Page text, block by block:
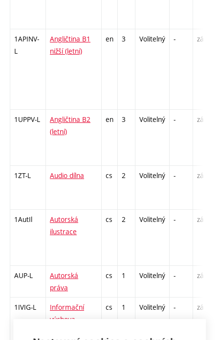
1APINV-
L
Angličtina B1
nižší (letní)
en 3 Volitelný - zá
1UPPV-L
Angličtina B2
(letní)
en 3 Volitelný - zá,zk
1ZT-L Audio dílna cs 2 Volitelný - zá
1AutIl
Autorská
ilustrace
cs 2 Volitelný - zá
AUP-L
Autorská
práva
cs 1 Volitelný - zá
1IVIG-L
Informační
výchova –
cs 1 Volitelný - zá